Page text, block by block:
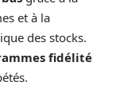
et à la
des stocks.
fidélité